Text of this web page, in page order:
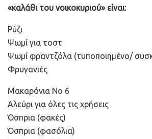
«καλάθι του νοικοκυριού» είναι:
Ρύζι
Ψωμί για τοστ
Ψωμί φραντζόλα (τυποποιημένο/
Φρυγανιές
Μακαρόνια Νο 6
Αλεύρι για όλες τις χρήσεις
Όσπρια (φακές)
Όσπρια (φασόλια)